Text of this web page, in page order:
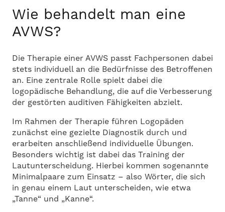
Wie behandelt man eine
AVWS?
Die Therapie einer AVWS passt Fachpersonen dabei
stets individuell an die Bedürfnisse des Betroffenen
an. Eine zentrale Rolle spielt dabei die
logopädische Behandlung, die auf die Verbesserung
der gestörten auditiven Fähigkeiten abzielt.
Im Rahmen der Therapie führen Logopäden
zunächst eine gezielte Diagnostik durch und
erarbeiten anschließend individuelle Übungen.
Besonders wichtig ist dabei das Training der
Lautunterscheidung. Hierbei kommen sogenannte
Minimalpaare zum Einsatz – also Wörter, die sich
in genau einem Laut unterscheiden, wie etwa
„Tanne“ und „Kanne“.